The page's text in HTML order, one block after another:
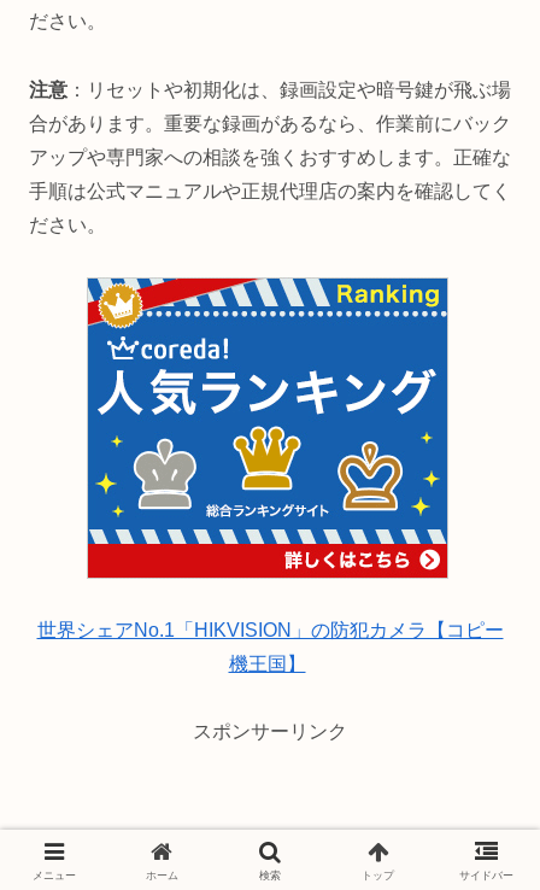
ださい。
注意 ：リセットや初期化は、録画設定や暗号鍵が飛ぶ場
合があります。重要な録画があるなら、作業前にバック
アップや専門家への相談を強くおすすめします。正確な
手順は公式マニュアルや正規代理店の案内を確認してく
ださい。
世界シェアNo.1「HIKVISION」の防犯カメラ【コピー
機王国】
スポンサーリンク
メニュー ホーム 検索 トップ サイドバー